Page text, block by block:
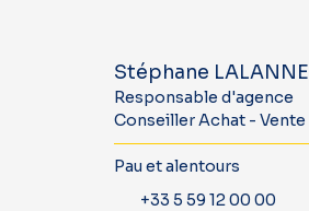
Stéphane LALANNE
Responsable d'agence
Conseiller Achat - Vente
Pau et alentours
+33 5 59 12 00 00